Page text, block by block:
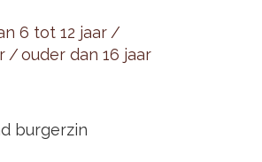
6 tot 12 jaar
ouder dan 16 jaar
burgerzin